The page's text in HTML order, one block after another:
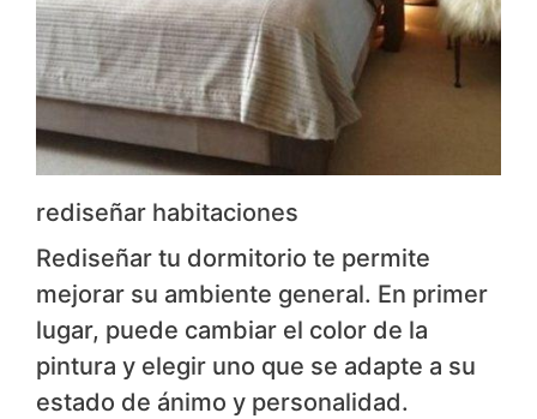
rediseñar habitaciones
Rediseñar tu dormitorio te permite
mejorar su ambiente general. En primer
lugar, puede cambiar el color de la
pintura y elegir uno que se adapte a su
estado de ánimo y personalidad.